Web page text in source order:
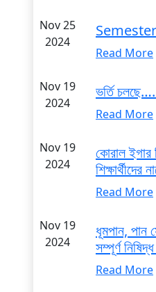
Nov 25
2024
Read More
Nov 19
2024
ভর্তি
Read More
Nov 19
2024
কোরাল ইগার
শিক্ষার্থীদের
Read More
Nov 19
2024
ধূমপান, পান
সম্পূর্ণ
Read More